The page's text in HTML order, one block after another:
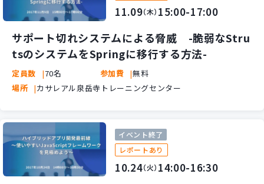
11.09（木） 15:00-17:00
サポート切れシステムによる脅威 -脆弱なStru
tsのシステムをSpringに移行する方法-
定員数 70名 参加費
無料
場所
カサレアル泉岳寺トレーニングセンター
イベント終了
レポートあり
10.24（火） 14:00-16:30